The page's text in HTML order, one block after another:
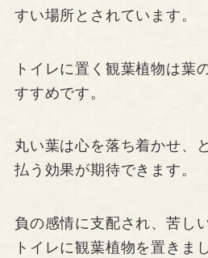
すい場所とされています。
トイレに置く観葉植物は葉
すすめです。
丸い葉は心を落ち着かせ、
払う効果が期待できます。
負の感情に支配され、苦し
トイレに観葉植物を置きま